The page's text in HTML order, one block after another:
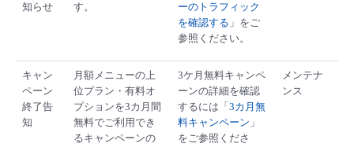
知らせ
す。
ーのトラフィック
を確認する 」をご
参照ください。
キャン
ペーン
終了告
知
月額メニューの上
位プラン・有料オ
プションを3カ月間
無料でご利用でき
るキャンペーンの
3ケ月無料キャンペ
ーンの詳細を確認
するには「 3カ月無
料キャンペーン 」
をご参照くださ
メンテナ
ンス